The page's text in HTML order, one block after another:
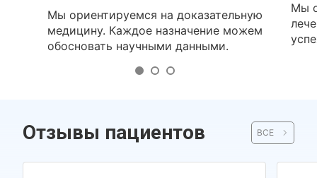
Мы ориентируемся на доказательную
медицину. Каждое назначение можем
обосновать научными данными.
Мы
Отзывы пациентов ВСЕ